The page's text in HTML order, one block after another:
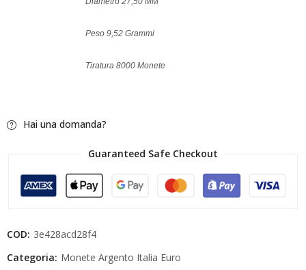
Peso 9,52 Grammi
Tiratura 8000 Monete
Hai una domanda?
Guaranteed Safe Checkout
COD: 3e428acd28f4
Categoria: Monete Argento Italia Euro